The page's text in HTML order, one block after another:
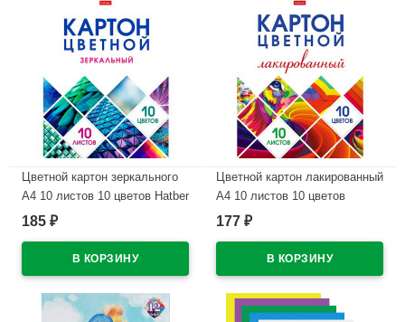
Цветной картон зеркального
А4 10 листов 10 цветов Hatber
Мозаика арт 10Кц4мт_23734
185 ₽
Цветной картон лакированный
А4 10 листов 10 цветов
односторонний Hatber
177 ₽